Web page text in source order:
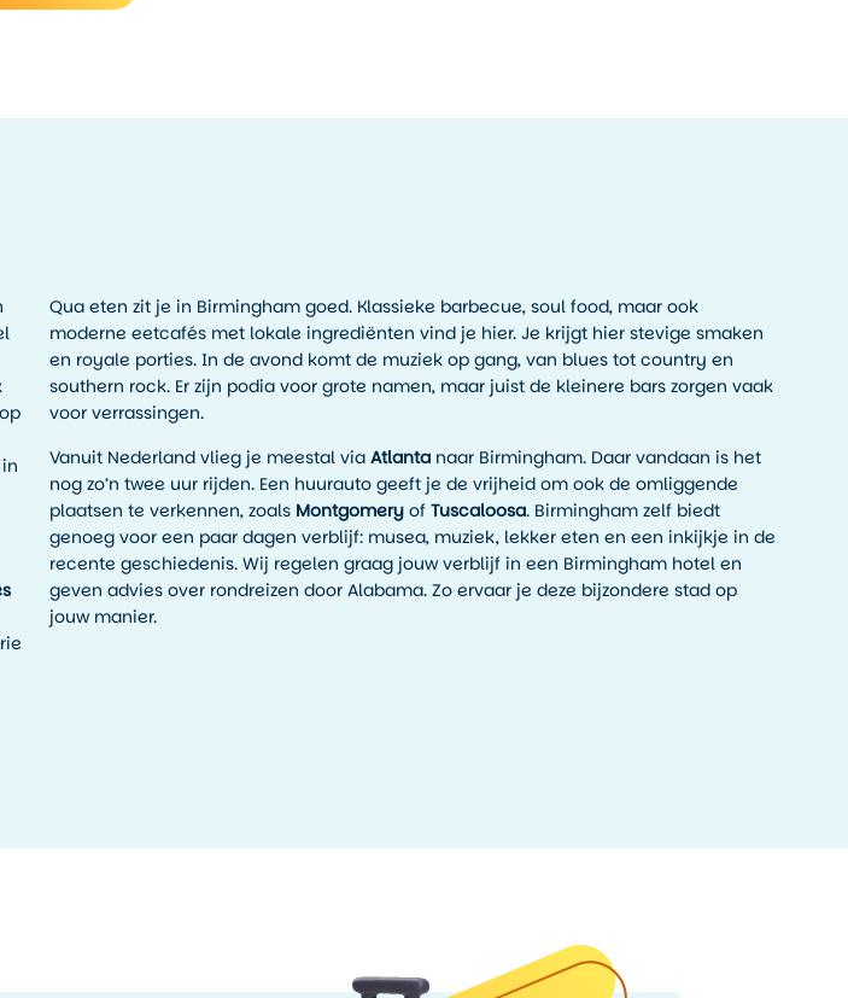
Qua eten zit je in Birmingham goed. Klassieke barbecue, soul food, maar ook
moderne eetcafés met lokale ingrediënten vind je hier. Je krijgt hier stevige smaken
en royale porties. In de avond komt de muziek op gang, van blues tot country en
southern rock. Er zijn podia voor grote namen, maar juist de kleinere bars zorgen vaak
voor verrassingen.
Vanuit Nederland vlieg je meestal via Atlanta naar Birmingham. Daar vandaan is het
nog zo’n twee uur rijden. Een huurauto geeft je de vrijheid om ook de omliggende
plaatsen te verkennen, zoals Montgomery of Tuscaloosa. Birmingham zelf biedt
genoeg voor een paar dagen verblijf: musea, muziek, lekker eten en een inkijkje in de
recente geschiedenis. Wij regelen graag jouw verblijf in een Birmingham hotel en
geven advies over rondreizen door Alabama. Zo ervaar je deze bijzondere stad op
jouw manier.